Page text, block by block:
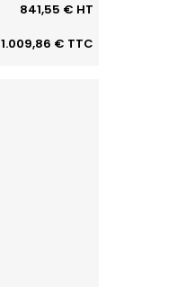
841,55 € HT
1.009,86 € TTC